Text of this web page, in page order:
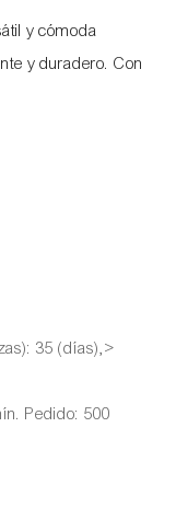
y cómoda
y duradero. Con
35 (días),>
Pedido: 500